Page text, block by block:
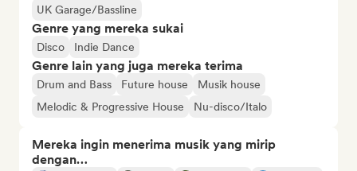
UK Garage/Bassline
Genre yang mereka sukai
Disco Indie Dance
Genre lain yang juga mereka terima
Drum and Bass Future house
Musik house
Melodic & Progressive House
Nu-disco/Italo
Mereka ingin menerima musik yang mirip
dengan…